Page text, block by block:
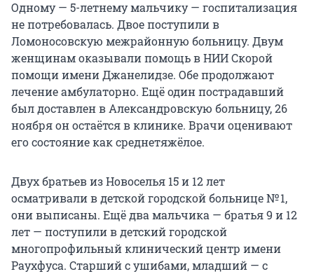
Одному — 5-летнему мальчику — госпитализация
не потребовалась. Двое поступили в
Ломоносовскую межрайонную больницу. Двум
женщинам оказывали помощь в НИИ Скорой
помощи имени Джанелидзе. Обе продолжают
лечение амбулаторно. Ещё один пострадавший
был доставлен в Александровскую больницу, 26
ноября он остаётся в клинике. Врачи оценивают
его состояние как среднетяжёлое.
Двух братьев из Новоселья 15 и 12 лет
осматривали в детской городской больнице № 1,
они выписаны. Ещё два мальчика — братья 9 и 12
лет — поступили в детский городской
многопрофильный клинический центр имени
Раухфуса. Старший с ушибами, младший — с